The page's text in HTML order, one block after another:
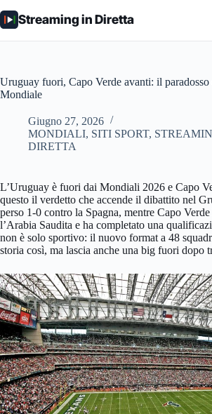
al
contenuto
Streaming in Diretta
Uruguay fuori, Capo Verde avanti: il
Mondiale
Giugno 27, 2026
MONDIALI, SITI SPORT,
DIRETTA
L’Uruguay è fuori dai Mondiali 2026 e Capo
questo il verdetto che accende il dibattito nel
perso 1-0 contro la Spagna, mentre Capo
l’Arabia Saudita e ha completato una
non è solo sportivo: il nuovo format a 48
storia così, ma lascia anche una big fuori dopo